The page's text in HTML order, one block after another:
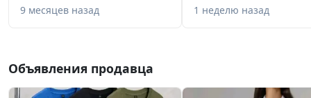
9 месяцев назад 1 неделю назад
Объявления продавца